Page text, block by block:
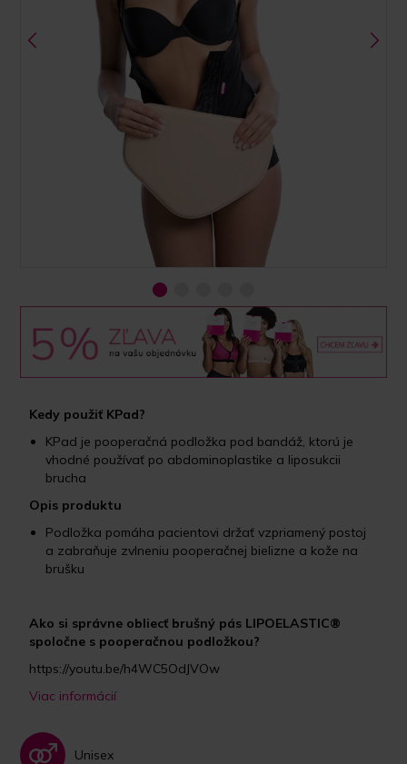
Kedy použiť KPad?
KPad je pooperačná podložka pod bandáž, ktorú je
vhodné používať po abdominoplastike a liposukcii
brucha
Opis produktu
Podložka pomáha pacientovi držať vzpriamený postoj
a zabraňuje zvlneniu pooperačnej bielizne a kože na
brušku
Ako si správne obliecť brušný pás LIPOELASTIC®
spoločne s pooperačnou podložkou?
https://youtu.be/h4WC5OdJVOw
Viac informácií
Unisex